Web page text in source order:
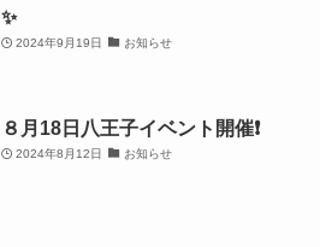
✨
2024年9月19日 お知らせ
８月18日八王子イベント開催❗️
2024年8月12日 お知らせ